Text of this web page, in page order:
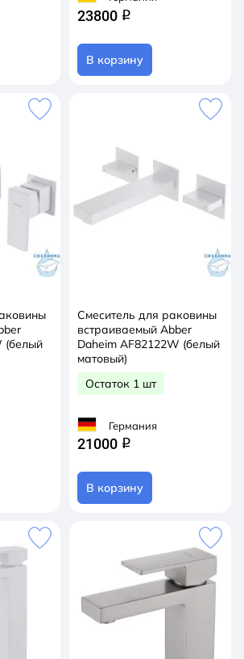
23800 q
В корзину
(белый
Смеситель для раковины
встраиваемый Abber
Daheim AF82122W (белый
матовый)
Остаток 1 шт
Германия
21000 q
В корзину